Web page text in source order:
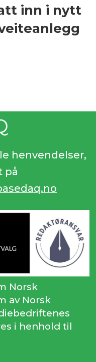
inn i nytt
henvendelser,
på
Norsk
av Norsk
i henhold til